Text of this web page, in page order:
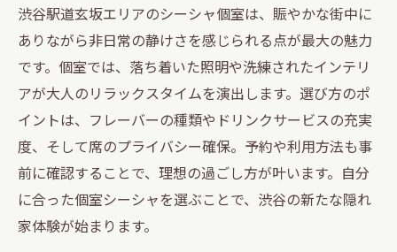
渋谷駅道玄坂エリアのシーシャ個室は、賑やかな街中に
ありながら非日常の静けさを感じられる点が最大の魅力
です。個室では、落ち着いた照明や洗練されたインテリ
アが大人のリラックスタイムを演出します。選び方のポ
イントは、フレーバーの種類やドリンクサービスの充実
度、そして席のプライバシー確保。予約や利用方法も事
前に確認することで、理想の過ごし方が叶います。自分
に合った個室シーシャを選ぶことで、渋谷の新たな隠れ
家体験が始まります。